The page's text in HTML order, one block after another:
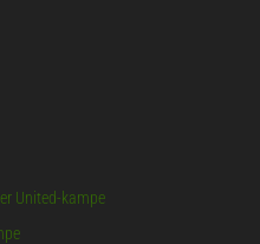
United-kampe